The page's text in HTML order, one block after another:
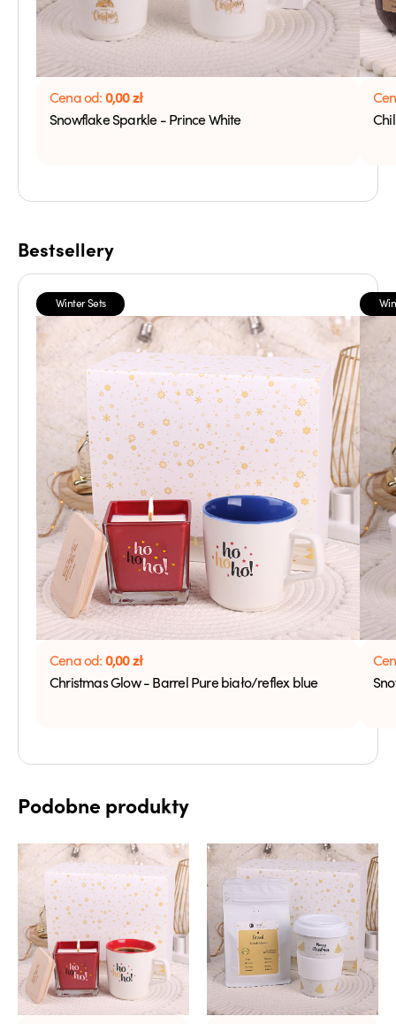
Cena od:0,00zł
Snowflake Sparkle - Prince White
Bestsellery
Winter Sets
Cena od:0,00zł
Christmas Glow - Barrel Pure biało/reflex blue
Podobne produkty